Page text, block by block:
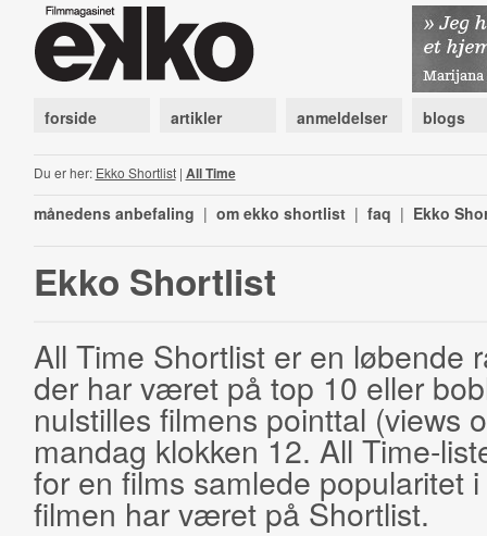
forside artikler anmeldelser blogs
Du er her: Ekko Shortlist| All Time
månedens anbefaling | om ekko shortlist | faq | Ekko
Ekko Shortlist
All Time Shortlist er en løbende
der har været på top 10 eller
nulstilles filmens pointtal (views
mandag klokken 12. All Time-
for en films samlede popularitet
filmen har været på Shortlist.